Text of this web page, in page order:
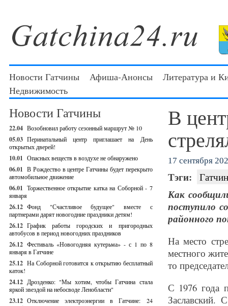
Новости Гатчины Афиша-Анонсы
Литература и
Недвижимость
Новости Гатчины
22.04 Возобновил работу сезонный маршрут № 10
05.03 Перинатальный центр приглашает на День
открытых дверей!
10.01 Опасных веществ в воздухе не обнаружено
06.01 В Рождество в центре Гатчины будет перекрыто
автомобильное движение
06.01 Торжественное открытие катка на Соборной - 7
января
26.12 Фонд "Счастливое будущее" вместе с
партнерами дарят новогодние праздники детям!
26.12 График работы городских и пригородных
автобусов в период новогодних праздников
26.12 Фестиваль «Новогодняя кутерьма» - с 1 по 8
января в Гатчине
25.12 На Соборной готовится к открытию бесплатный
каток!
24.12 Дрозденко: "Мы хотим, чтобы Гатчина стала
яркой звездой на небосводе Ленобласти"
23.12 Отключение электроэнергии в Гатчине: 24
В
17 сентября
Тэги:
Как
поступило
районного
На место
местного
то
С 1976 года
Заславский.